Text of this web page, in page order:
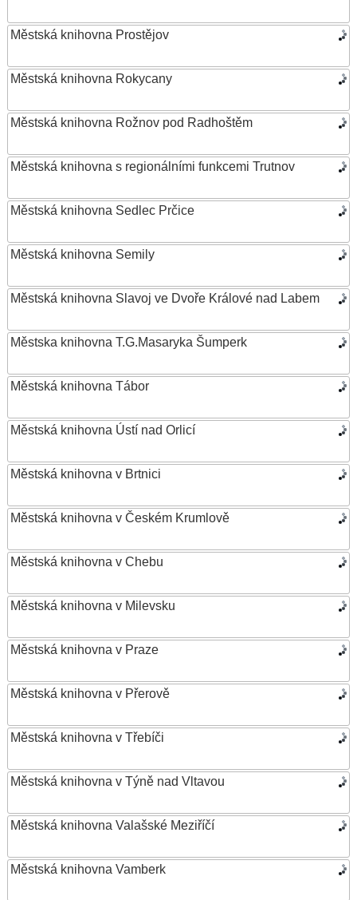
Městská knihovna Prostějov
Městská knihovna Rokycany
Městská knihovna Rožnov pod Radhoštěm
Městská knihovna s regionálními funkcemi Trutnov
Městská knihovna Sedlec Prčice
Městská knihovna Semily
Městská knihovna Slavoj ve Dvoře Králové nad Labem
Městska knihovna T.G.Masaryka Šumperk
Městská knihovna Tábor
Městská knihovna Ústí nad Orlicí
Městská knihovna v Brtnici
Městská knihovna v Českém Krumlově
Městská knihovna v Chebu
Městská knihovna v Milevsku
Městská knihovna v Praze
Městská knihovna v Přerově
Městská knihovna v Třebíči
Městská knihovna v Týně nad Vltavou
Městská knihovna Valašské Meziříčí
Městská knihovna Vamberk